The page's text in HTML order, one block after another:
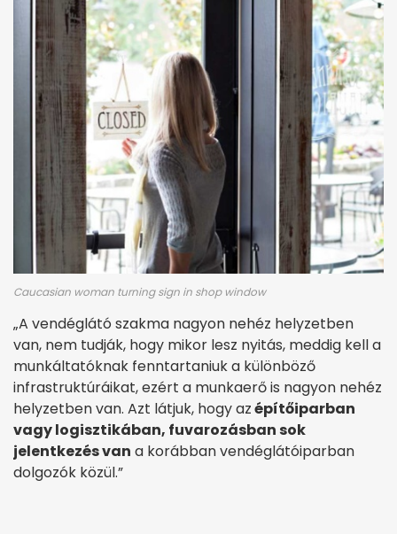
Caucasian woman turning sign in shop window
„A vendéglátó szakma nagyon nehéz helyzetben
van, nem tudják, hogy mikor lesz nyitás, meddig kell a
munkáltatóknak fenntartaniuk a különböző
infrastruktúráikat, ezért a munkaerő is nagyon nehéz
helyzetben van. Azt látjuk, hogy azépítőiparban
vagy logisztikában, fuvarozásban sok
jelentkezés van a korábban vendéglátóiparban
dolgozók közül.”